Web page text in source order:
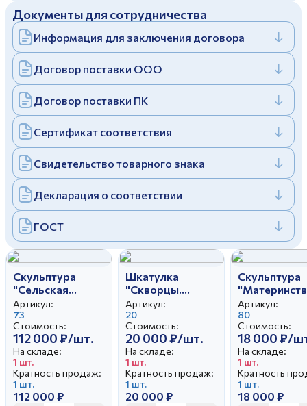
Отправить
Заполняя и отправляя форму, вы соглашаетесь
cполитикой конфиденциальности
Заполняя и отправляя форму, вы соглашаетесь
cполитикой конфиденциальности
Дулевский фарфоровый завод ©
Политика конфиденциальности
Документы для сотрудничества
Информация для заключения договора
Договор поставки ООО
Договор поставки ПК
Сертификат соответствия
Свидетельство товарного знака
Декларация о соответствии
ГОСТ
Скульптура
"Сельская
свадьба" автор
Гатилова Е.И.
Артикул:
73
Стоимость:
112 000 ₽/шт.
На складе:
1 шт.
Кратность продаж:
1 шт.
112 000 ₽
Шкатулка
"Скворцы.
Первый вылет"
автор Сотников
А.Г.
Артикул:
20
Стоимость:
20 000 ₽/шт.
На складе:
1 шт.
Кратность продаж:
1 шт.
20 000 ₽
Скульптура
лошадь с
автор
Е.И.
Артикул:
80
Стоимость:
18 000 ₽/
На складе:
1 шт.
Кратность
1 шт.
18 000 ₽